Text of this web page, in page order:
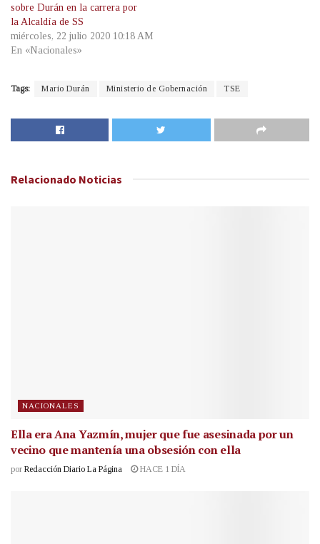
sobre Durán en la carrera por
la Alcaldía de SS
miércoles, 22 julio 2020 10:18 AM
En «Nacionales»
Tags: Mario Durán Ministerio de Gobernación TSE
Relacionado Noticias
NACIONALES
Ella era Ana Yazmín, mujer que fue asesinada por un
vecino que mantenía una obsesión con ella
por Redacción Diario La Página HACE 1 DÍA